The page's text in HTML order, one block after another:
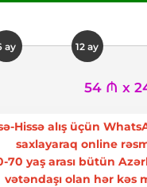
ay 12 ay
54 ₼ x
Hissə alış üçün
saxlayaraq online
70 yaş arası bütün
vətəndaşı olan hər kəs